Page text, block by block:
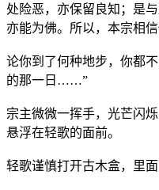
处险恶，亦保留良知；是
亦能为佛。所以，本宗相
论你到了何种地步，你都
的那一日……”
宗主微微一挥手，光芒闪
悬浮在轻歌的面前。
轻歌谨慎打开古木盒，里